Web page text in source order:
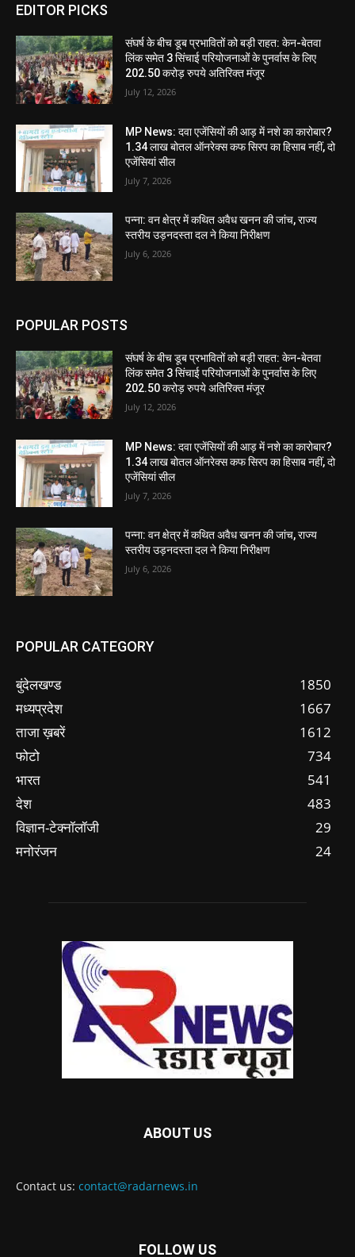
EDITOR PICKS
संघर्ष के बीच डूब प्रभावितों को बड़ी राहत: केन-बेतवा
लिंक समेत 3 सिंचाई परियोजनाओं के पुनर्वास के लिए
202.50 करोड़ रुपये अतिरिक्त मंजूर
July 12, 2026
MP News: दवा एजेंसियों की आड़ में नशे का कारोबार?
1.34 लाख बोतल ऑनरेक्स कफ सिरप का हिसाब नहीं, दो
एजेंसियां सील
July 7, 2026
पन्ना: वन क्षेत्र में कथित अवैध खनन की जांच, राज्य
स्तरीय उड़नदस्ता दल ने किया निरीक्षण
July 6, 2026
POPULAR POSTS
संघर्ष के बीच डूब प्रभावितों को बड़ी राहत: केन-बेतवा
लिंक समेत 3 सिंचाई परियोजनाओं के पुनर्वास के लिए
202.50 करोड़ रुपये अतिरिक्त मंजूर
July 12, 2026
MP News: दवा एजेंसियों की आड़ में नशे का कारोबार?
1.34 लाख बोतल ऑनरेक्स कफ सिरप का हिसाब नहीं, दो
एजेंसियां सील
July 7, 2026
पन्ना: वन क्षेत्र में कथित अवैध खनन की जांच, राज्य
स्तरीय उड़नदस्ता दल ने किया निरीक्षण
July 6, 2026
POPULAR CATEGORY
बुंदेलखण्ड
1850
मध्यप्रदेश
1667
ताजा ख़बरें
1612
फोटो
734
भारत
541
देश
483
विज्ञान-टेक्नॉलॉजी
29
मनोरंजन
24
ABOUT US
Contact us: contact@radarnews.in
FOLLOW US